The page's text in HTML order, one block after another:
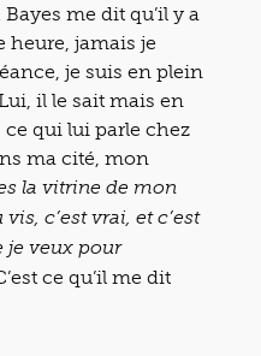
me dit qu’il y a
heure, jamais je
je suis en plein
il le sait mais en
qui lui parle chez
ma cité, mon
la vitrine de mon
c’est vrai, et c’est
je veux pour
ce qu’il me dit